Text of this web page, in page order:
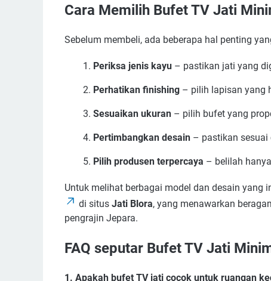
Cara Memilih Bufet TV Jati
Sebelum membeli, ada beberapa hal penting
Periksa jenis kayu – pastikan jati yang
Perhatikan finishing – pilih lapisan yang
Sesuaikan ukuran – pilih bufet yang
Pertimbangkan desain – pastikan sesuai
Pilih produsen terpercaya – belilah
Untuk melihat berbagai model dan desain yang
di situs Jati Blora, yang menawarkan
pengrajin Jepara.
FAQ seputar Bufet TV Jati
1. Apakah bufet TV jati cocok untuk ruangan